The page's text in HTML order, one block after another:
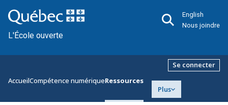
L'École ouverte
English
Nous joindre
AccueilCompétence numériqueRessources
Plus
Se connecter